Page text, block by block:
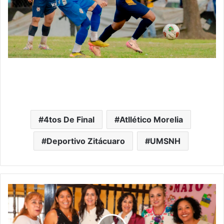
4tos De Final Atllético Morelia
Deportivo Zitácuaro UMSNH
"Las
Mamás
Chambeadoras
Son